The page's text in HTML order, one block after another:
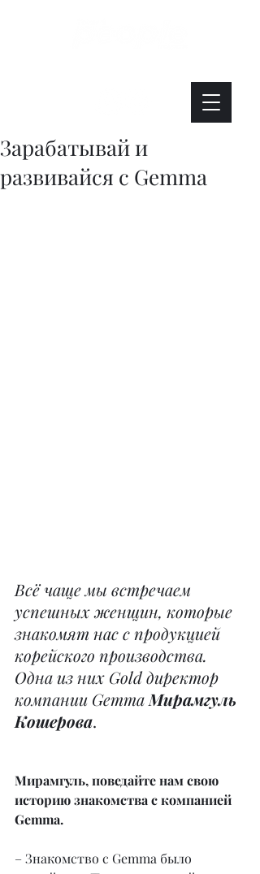
Зарабатывай и
развивайся с Gemma
Всё чаще мы встречаем
успешных женщин, которые
знакомят нас с продукцией
корейского производства.
Одна из них Gold директор
компании Gemma Мирамгуль
Кошерова.
Мирамгуль, поведайте нам свою
историю знакомства с компанией
Gemma.
– Знакомство с Gemma было